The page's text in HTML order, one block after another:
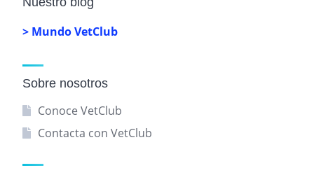
> Mundo VetClub
Sobre nosotros
Conoce VetClub
Contacta con VetClub